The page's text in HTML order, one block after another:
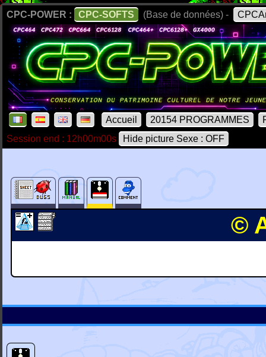
CPC-POWER : CPC-SOFTS (Base de données) -
Accueil 20154 PROGRAMMES
Session end : 12h00m00s
Hide picture Sexe : OFF
©